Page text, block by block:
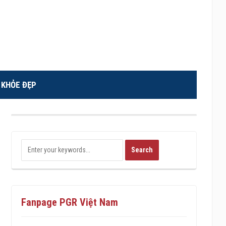
KHỎE ĐẸP
Fanpage PGR Việt Nam